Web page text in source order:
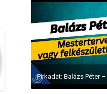
Pirkadat: Balázs Péter